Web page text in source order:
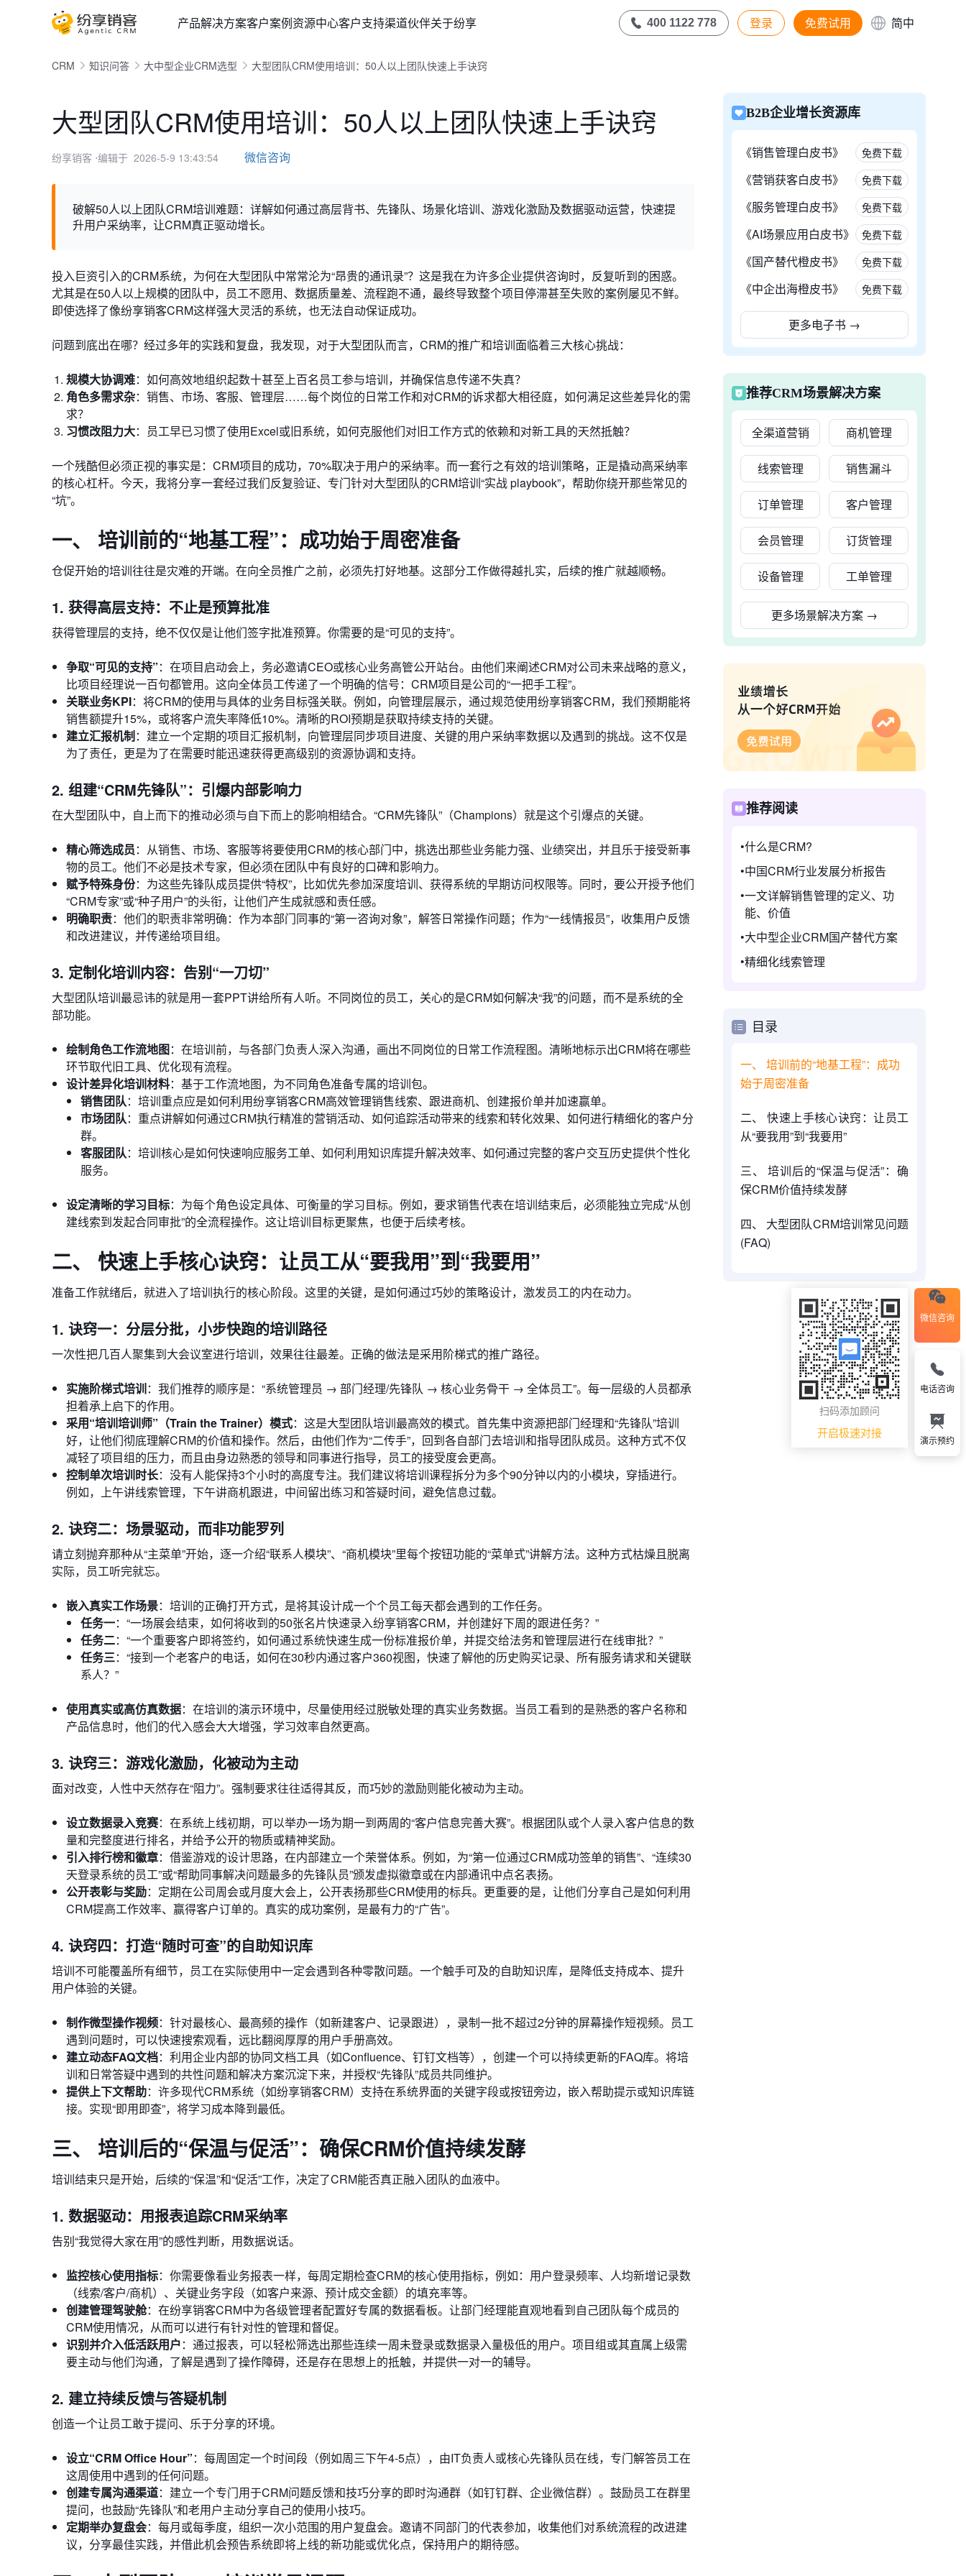
产品解决方案客户案例资源中心客户支持渠道伙伴关于纷享 400 1122 778 登录 免费试用 简中
CRM 知识问答 大中型企业CRM选型 大型团队CRM使用培训：50人以上团队快速上手诀窍
大型团队CRM使用培训：50人以上团队快速上手诀窍
纷享销客 ⋅编辑于 2026-5-9 13:43:54 微信咨询
破解50人以上团队CRM培训难题：详解如何通过高层背书、先锋队、场景化培训、游戏化激励及数据驱动运营，快速提
升用户采纳率，让CRM真正驱动增长。
投入巨资引入的CRM系统，为何在大型团队中常常沦为“昂贵的通讯录”？这是我在为许多企业提供咨询时，反复听到的困惑。
尤其是在50人以上规模的团队中，员工不愿用、数据质量差、流程跑不通，最终导致整个项目停滞甚至失败的案例屡见不鲜。
即使选择了像纷享销客CRM这样强大灵活的系统，也无法自动保证成功。
问题到底出在哪？经过多年的实践和复盘，我发现，对于大型团队而言，CRM的推广和培训面临着三大核心挑战：
规模大协调难：如何高效地组织起数十甚至上百名员工参与培训，并确保信息传递不失真？
角色多需求杂：销售、市场、客服、管理层……每个岗位的日常工作和对CRM的诉求都大相径庭，如何满足这些差异化的需
求？
习惯改阻力大：员工早已习惯了使用Excel或旧系统，如何克服他们对旧工作方式的依赖和对新工具的天然抵触？
一个残酷但必须正视的事实是：CRM项目的成功，70%取决于用户的采纳率。而一套行之有效的培训策略，正是撬动高采纳率
的核心杠杆。今天，我将分享一套经过我们反复验证、专门针对大型团队的CRM培训“实战 playbook”，帮助你绕开那些常见的
“坑”。
一、 培训前的“地基工程”：成功始于周密准备
仓促开始的培训往往是灾难的开端。在向全员推广之前，必须先打好地基。这部分工作做得越扎实，后续的推广就越顺畅。
1. 获得高层支持：不止是预算批准
获得管理层的支持，绝不仅仅是让他们签字批准预算。你需要的是“可见的支持”。
争取“可见的支持”：在项目启动会上，务必邀请CEO或核心业务高管公开站台。由他们来阐述CRM对公司未来战略的意义，
比项目经理说一百句都管用。这向全体员工传递了一个明确的信号：CRM项目是公司的“一把手工程”。
关联业务KPI：将CRM的使用与具体的业务目标强关联。例如，向管理层展示，通过规范使用纷享销客CRM，我们预期能将
销售额提升15%，或将客户流失率降低10%。清晰的ROI预期是获取持续支持的关键。
建立汇报机制：建立一个定期的项目汇报机制，向管理层同步项目进度、关键的用户采纳率数据以及遇到的挑战。这不仅是
为了责任，更是为了在需要时能迅速获得更高级别的资源协调和支持。
2. 组建“CRM先锋队”：引爆内部影响力
在大型团队中，自上而下的推动必须与自下而上的影响相结合。“CRM先锋队”（Champions）就是这个引爆点的关键。
精心筛选成员：从销售、市场、客服等将要使用CRM的核心部门中，挑选出那些业务能力强、业绩突出，并且乐于接受新事
物的员工。他们不必是技术专家，但必须在团队中有良好的口碑和影响力。
赋予特殊身份：为这些先锋队成员提供“特权”，比如优先参加深度培训、获得系统的早期访问权限等。同时，要公开授予他们
“CRM专家”或“种子用户”的头衔，让他们产生成就感和责任感。
明确职责：他们的职责非常明确：作为本部门同事的“第一咨询对象”，解答日常操作问题；作为“一线情报员”，收集用户反馈
和改进建议，并传递给项目组。
3. 定制化培训内容：告别“一刀切”
大型团队培训最忌讳的就是用一套PPT讲给所有人听。不同岗位的员工，关心的是CRM如何解决“我”的问题，而不是系统的全
部功能。
绘制角色工作流地图：在培训前，与各部门负责人深入沟通，画出不同岗位的日常工作流程图。清晰地标示出CRM将在哪些
环节取代旧工具、优化现有流程。
设计差异化培训材料：基于工作流地图，为不同角色准备专属的培训包。
销售团队：培训重点应是如何利用纷享销客CRM高效管理销售线索、跟进商机、创建报价单并加速赢单。
市场团队：重点讲解如何通过CRM执行精准的营销活动、如何追踪活动带来的线索和转化效果、如何进行精细化的客户分
群。
客服团队：培训核心是如何快速响应服务工单、如何利用知识库提升解决效率、如何通过完整的客户交互历史提供个性化
服务。
设定清晰的学习目标：为每个角色设定具体、可衡量的学习目标。例如，要求销售代表在培训结束后，必须能独立完成“从创
建线索到发起合同审批”的全流程操作。这让培训目标更聚焦，也便于后续考核。
二、 快速上手核心诀窍：让员工从“要我用”到“我要用”
准备工作就绪后，就进入了培训执行的核心阶段。这里的关键，是如何通过巧妙的策略设计，激发员工的内在动力。
1. 诀窍一：分层分批，小步快跑的培训路径
一次性把几百人聚集到大会议室进行培训，效果往往最差。正确的做法是采用阶梯式的推广路径。
实施阶梯式培训：我们推荐的顺序是：“系统管理员 → 部门经理/先锋队 → 核心业务骨干 → 全体员工”。每一层级的人员都承
担着承上启下的作用。
采用“培训培训师”（Train the Trainer）模式：这是大型团队培训最高效的模式。首先集中资源把部门经理和“先锋队”培训
好，让他们彻底理解CRM的价值和操作。然后，由他们作为“二传手”，回到各自部门去培训和指导团队成员。这种方式不仅
减轻了项目组的压力，而且由身边熟悉的领导和同事进行指导，员工的接受度会更高。
控制单次培训时长：没有人能保持3个小时的高度专注。我们建议将培训课程拆分为多个90分钟以内的小模块，穿插进行。
例如，上午讲线索管理，下午讲商机跟进，中间留出练习和答疑时间，避免信息过载。
2. 诀窍二：场景驱动，而非功能罗列
请立刻抛弃那种从“主菜单”开始，逐一介绍“联系人模块”、“商机模块”里每个按钮功能的“菜单式”讲解方法。这种方式枯燥且脱离
实际，员工听完就忘。
嵌入真实工作场景：培训的正确打开方式，是将其设计成一个个员工每天都会遇到的工作任务。
任务一：“一场展会结束，如何将收到的50张名片快速录入纷享销客CRM，并创建好下周的跟进任务？”
任务二：“一个重要客户即将签约，如何通过系统快速生成一份标准报价单，并提交给法务和管理层进行在线审批？”
任务三：“接到一个老客户的电话，如何在30秒内通过客户360视图，快速了解他的历史购买记录、所有服务请求和关键联
系人？”
使用真实或高仿真数据：在培训的演示环境中，尽量使用经过脱敏处理的真实业务数据。当员工看到的是熟悉的客户名称和
产品信息时，他们的代入感会大大增强，学习效率自然更高。
3. 诀窍三：游戏化激励，化被动为主动
面对改变，人性中天然存在“阻力”。强制要求往往适得其反，而巧妙的激励则能化被动为主动。
设立数据录入竞赛：在系统上线初期，可以举办一场为期一到两周的“客户信息完善大赛”。根据团队或个人录入客户信息的数
量和完整度进行排名，并给予公开的物质或精神奖励。
引入排行榜和徽章：借鉴游戏的设计思路，在内部建立一个荣誉体系。例如，为“第一位通过CRM成功签单的销售”、“连续30
天登录系统的员工”或“帮助同事解决问题最多的先锋队员”颁发虚拟徽章或在内部通讯中点名表扬。
公开表彰与奖励：定期在公司周会或月度大会上，公开表扬那些CRM使用的标兵。更重要的是，让他们分享自己是如何利用
CRM提高工作效率、赢得客户订单的。真实的成功案例，是最有力的“广告”。
4. 诀窍四：打造“随时可查”的自助知识库
培训不可能覆盖所有细节，员工在实际使用中一定会遇到各种零散问题。一个触手可及的自助知识库，是降低支持成本、提升
用户体验的关键。
制作微型操作视频：针对最核心、最高频的操作（如新建客户、记录跟进），录制一批不超过2分钟的屏幕操作短视频。员工
遇到问题时，可以快速搜索观看，远比翻阅厚厚的用户手册高效。
建立动态FAQ文档：利用企业内部的协同文档工具（如Confluence、钉钉文档等），创建一个可以持续更新的FAQ库。将培
训和日常答疑中遇到的共性问题和解决方案沉淀下来，并授权“先锋队”成员共同维护。
提供上下文帮助：许多现代CRM系统（如纷享销客CRM）支持在系统界面的关键字段或按钮旁边，嵌入帮助提示或知识库链
接。实现“即用即查”，将学习成本降到最低。
三、 培训后的“保温与促活”：确保CRM价值持续发酵
培训结束只是开始，后续的“保温”和“促活”工作，决定了CRM能否真正融入团队的血液中。
1. 数据驱动：用报表追踪CRM采纳率
告别“我觉得大家在用”的感性判断，用数据说话。
监控核心使用指标：你需要像看业务报表一样，每周定期检查CRM的核心使用指标，例如：用户登录频率、人均新增记录数
（线索/客户/商机）、关键业务字段（如客户来源、预计成交金额）的填充率等。
创建管理驾驶舱：在纷享销客CRM中为各级管理者配置好专属的数据看板。让部门经理能直观地看到自己团队每个成员的
CRM使用情况，从而可以进行有针对性的管理和督促。
识别并介入低活跃用户：通过报表，可以轻松筛选出那些连续一周未登录或数据录入量极低的用户。项目组或其直属上级需
要主动与他们沟通，了解是遇到了操作障碍，还是存在思想上的抵触，并提供一对一的辅导。
2. 建立持续反馈与答疑机制
创造一个让员工敢于提问、乐于分享的环境。
设立“CRM Office Hour”：每周固定一个时间段（例如周三下午4-5点），由IT负责人或核心先锋队员在线，专门解答员工在
这周使用中遇到的任何问题。
创建专属沟通渠道：建立一个专门用于CRM问题反馈和技巧分享的即时沟通群（如钉钉群、企业微信群）。鼓励员工在群里
提问，也鼓励“先锋队”和老用户主动分享自己的使用小技巧。
定期举办复盘会：每月或每季度，组织一次小范围的用户复盘会。邀请不同部门的代表参加，收集他们对系统流程的改进建
议，分享最佳实践，并借此机会预告系统即将上线的新功能或优化点，保持用户的期待感。
B2B企业增长资源库
《销售管理白皮书》 免费下载
《营销获客白皮书》 免费下载
《服务管理白皮书》 免费下载
《AI场景应用白皮书》 免费下载
《国产替代橙皮书》 免费下载
《中企出海橙皮书》 免费下载
更多电子书 →
推荐CRM场景解决方案
全渠道营销 商机管理
线索管理 销售漏斗
订单管理 客户管理
会员管理 订货管理
设备管理 工单管理
更多场景解决方案 →
推荐阅读
什么是CRM?
中国CRM行业发展分析报告
一文详解销售管理的定义、功
能、价值
大中型企业CRM国产替代方案
精细化线索管理
目录
一、 培训前的“地基工程”：成功
始于周密准备
二、 快速上手核心诀窍：让员工
从“要我用”到“我要用”
三、 培训后的“保温与促活”：确
保CRM价值持续发酵
四、 大型团队CRM培训常见问题
(FAQ)
微信咨询
扫码添加顾问
开启极速对接
电话咨询
演示预约